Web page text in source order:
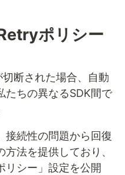
ポリシー
断された場合、自動
たちの異なるSDK間で
接続性の問題から回復
法を提供しており、
リシー」設定を公開